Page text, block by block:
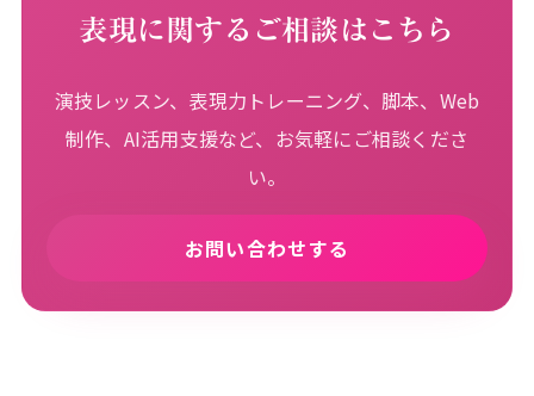
表現に関するご相談はこちら
演技レッスン、表現力トレーニング、脚本、Web
制作、AI活用支援など、お気軽にご相談くださ
い。
お問い合わせする